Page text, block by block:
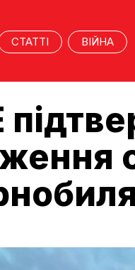
СТАТТІ ВІЙНА